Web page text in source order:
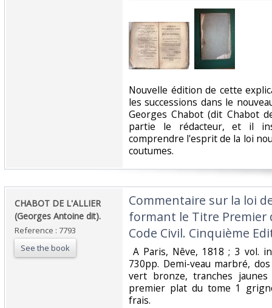
‎Nouvelle édition de cette
les successions dans le
Georges Chabot (dit Chabot
partie le rédacteur, et il
comprendre l'esprit de la loi
coutumes. ‎
‎CHABOT DE L'ALLIER
(Georges Antoine dit). ‎
Reference : 7793
See the book
‎Commentaire sur la loi
formant le Titre Premier
Code Civil. Cinquième
A Paris, Nêve, 1818 ; 3 vol.
730pp. Demi-veau marbré,
vert bronze, tranches
premier plat du tome 1
frais. ‎